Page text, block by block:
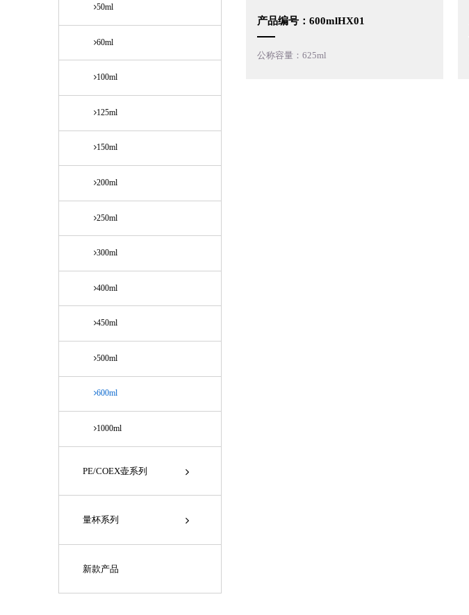
50ml
60ml
100ml
125ml
150ml
200ml
250ml
300ml
400ml
450ml
500ml
600ml
1000ml
PE/COEX壶系列
量杯系列
新款产品
产品编号：600mlHX01
公称容量：625ml